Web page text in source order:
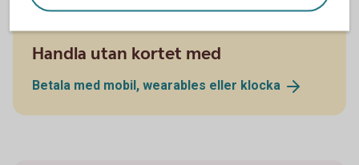
Handla utan kortet med
Betala med mobil, wearables eller klocka